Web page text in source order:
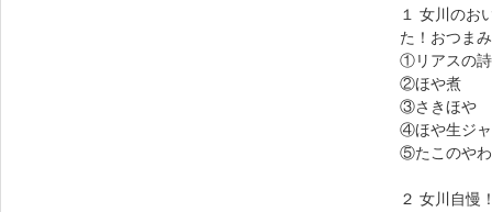
１ 女川のお
た！おつま
①リアスの詩
②ほや煮
③さきほや
④ほや生ジ
⑤たこのや
２ 女川自慢